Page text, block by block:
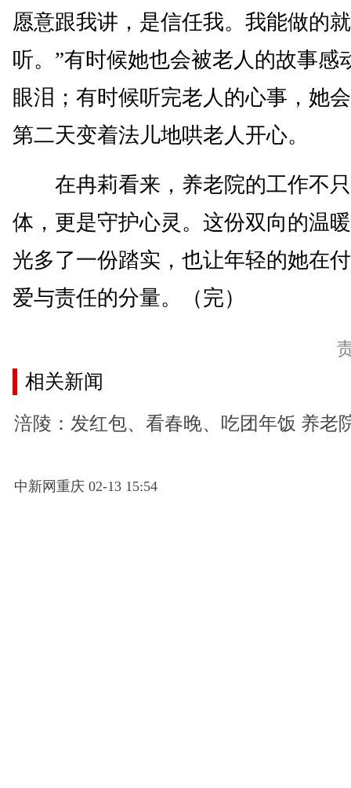
愿意跟我讲，是信任我。我能做的
听。”有时候她也会被老人的故事感
眼泪；有时候听完老人的心事，她
第二天变着法儿地哄老人开心。
在冉莉看来，养老院的工作不只
体，更是守护心灵。这份双向的温
光多了一份踏实，也让年轻的她在
爱与责任的分量。（完）
相关新闻
涪陵：发红包、看春晚、吃团年饭 养老
中新网重庆 02-13 15:54